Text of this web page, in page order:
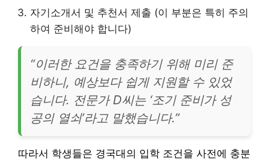
자기소개서 및 추천서 제출 (이 부분은 특히 주의
하여 준비해야 합니다)
“이러한 요건을 충족하기 위해 미리 준
비하니, 예상보다 쉽게 지원할 수 있었
습니다. 전문가 D씨는 ‘조기 준비가 성
공의 열쇠’라고 말했습니다.”
따라서 학생들은 경국대의 입학 조건을 사전에 충분